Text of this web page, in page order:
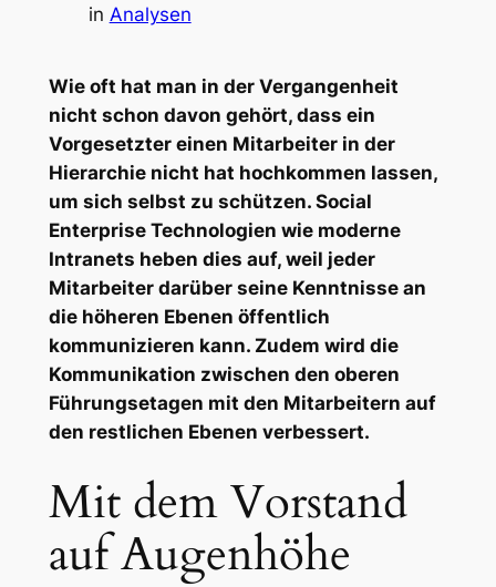
in Analysen
Wie oft hat man in der Vergangenheit
nicht schon davon gehört, dass ein
Vorgesetzter einen Mitarbeiter in der
Hierarchie nicht hat hochkommen lassen,
um sich selbst zu schützen. Social
Enterprise Technologien wie moderne
Intranets heben dies auf, weil jeder
Mitarbeiter darüber seine Kenntnisse an
die höheren Ebenen öffentlich
kommunizieren kann. Zudem wird die
Kommunikation zwischen den oberen
Führungsetagen mit den Mitarbeitern auf
den restlichen Ebenen verbessert.
Mit dem Vorstand
auf Augenhöhe